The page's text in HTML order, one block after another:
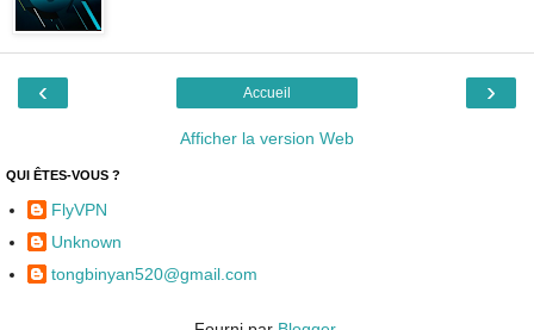
‹ ›
Accueil
Afficher la version Web
QUI ÊTES-VOUS ?
FlyVPN
Unknown
tongbinyan520@gmail.com